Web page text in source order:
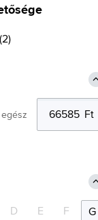
egész
D E F
G